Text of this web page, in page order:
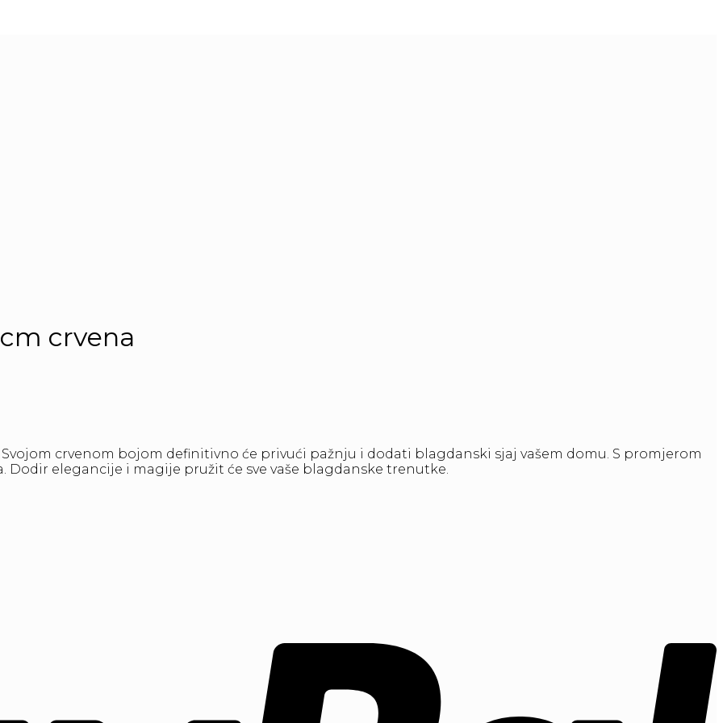
crvena
Svojom crvenom bojom definitivno će privući pažnju i dodati blagdanski sjaj vašem domu. S promjerom
Dodir elegancije i magije pružit će sve vaše blagdanske trenutke.